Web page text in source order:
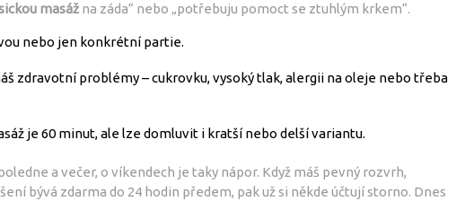
masáž na záda“ nebo „potřebuju pomoct se ztuhlým krkem“.
nebo jen konkrétní partie.
zdravotní problémy – cukrovku, vysoký tlak, alergii na oleje nebo třeba
je 60 minut, ale lze domluvit i kratší nebo delší variantu.
a večer, o víkendech je taky nápor. Když máš pevný rozvrh,
bývá zdarma do 24 hodin předem, pak už si někde účtují storno. Dnes